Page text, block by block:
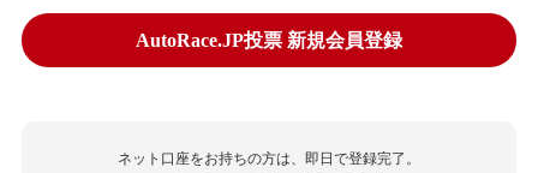
AutoRace.JP投票 新規会員登録
ネット口座をお持ちの方は、即日で登録完了。